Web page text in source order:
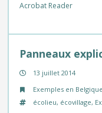
Acrobat Reader
Panneaux
13 juillet 2014
Exemples en
écolieu, écovillage,